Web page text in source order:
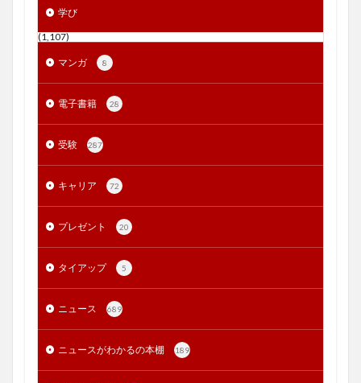
学び
(1,107)
マンガ 8
電子書籍 28
受験 287
キャリア 72
プレゼント 20
タイアップ 5
ニュース 689
ニュースがわかるの本棚 189